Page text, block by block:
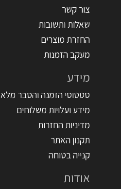
צור קשר
שאלות ותשובות
החזרת מוצרים
מעקב הזמנות
מידע
סטטוסי הזמנה והסבר מלא
מידע ועלויות משלוחים
מדיניות החזרות
תקנון האתר
קנייה בטוחה
אודות